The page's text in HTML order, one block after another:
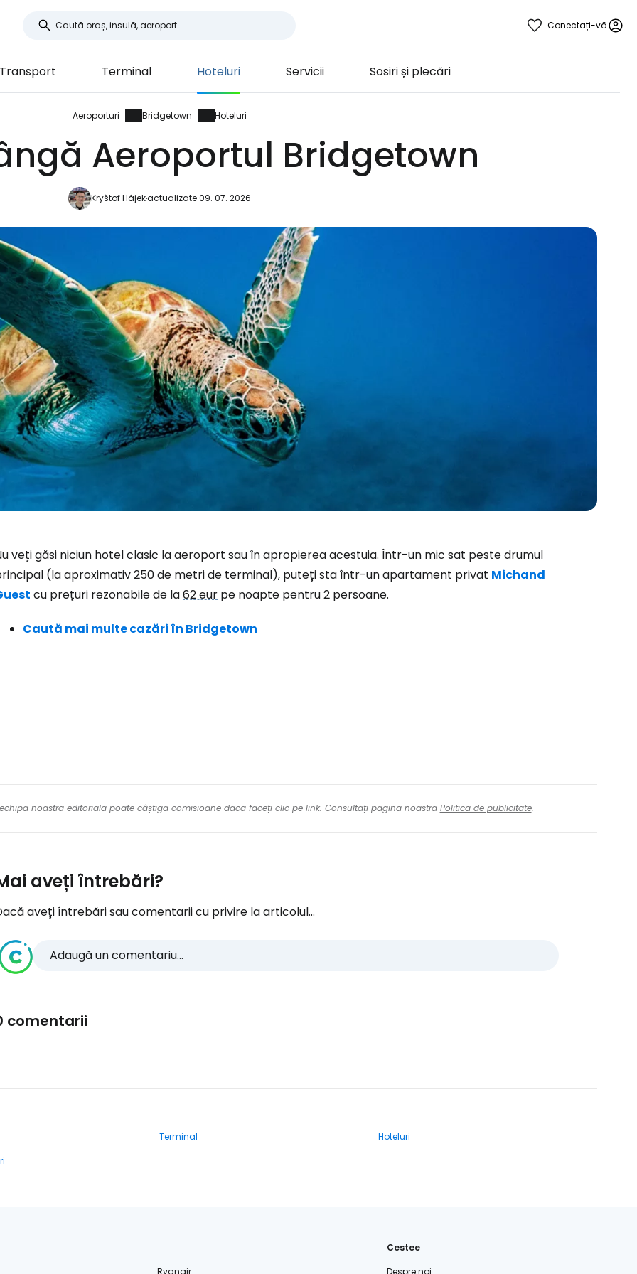
Conectați-vă
Transport Terminal Hoteluri Servicii Sosiri și plecări
Aeroporturi Bridgetown Hoteluri
Aeroportul Bridgetown
Kryštof Hájekactualizate 09. 07. 2026
veți găsi niciun hotel clasic la aeroport sau în apropierea acestuia. Într-un mic sat peste drumul
(la aproximativ 250 de metri de terminal), puteți sta într-un apartament privat Michand
cu prețuri rezonabile de la62 eur pe noapte pentru 2 persoane.
Caută mai multe cazări în Bridgetown
noastră editorială poate câștiga comisioane dacă faceți clic pe link. Consultați pagina noastră Politica de publicitate.
aveți întrebări?
aveți întrebări sau comentarii cu privire la articolul...
Adaugă un comentariu...
comentarii
Terminal
Hoteluri
Ryanair
Cestee
Despre noi
Conectați-vă la Cestee
Continuați cu Google